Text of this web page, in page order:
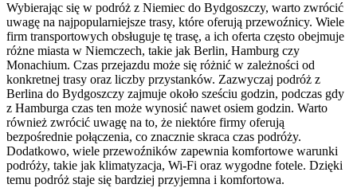
Wybierając się w podróż z Niemiec do Bydgoszczy, warto zwrócić
uwagę na najpopularniejsze trasy, które oferują przewoźnicy. Wiele
firm transportowych obsługuje tę trasę, a ich oferta często obejmuje
różne miasta w Niemczech, takie jak Berlin, Hamburg czy
Monachium. Czas przejazdu może się różnić w zależności od
konkretnej trasy oraz liczby przystanków. Zazwyczaj podróż z
Berlina do Bydgoszczy zajmuje około sześciu godzin, podczas gdy
z Hamburga czas ten może wynosić nawet osiem godzin. Warto
również zwrócić uwagę na to, że niektóre firmy oferują
bezpośrednie połączenia, co znacznie skraca czas podróży.
Dodatkowo, wiele przewoźników zapewnia komfortowe warunki
podróży, takie jak klimatyzacja, Wi-Fi oraz wygodne fotele. Dzięki
temu podróż staje się bardziej przyjemna i komfortowa.